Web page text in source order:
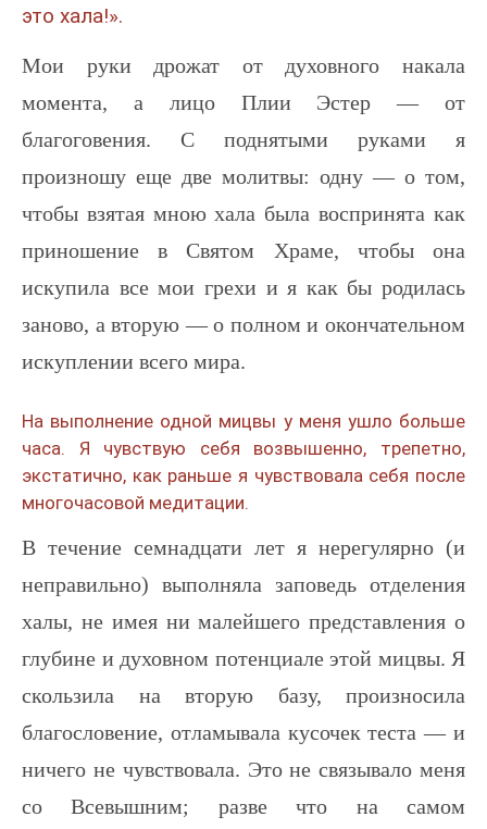
это хала!».
Мои руки дрожат от духовного накала
момента, а лицо Плии Эстер — от
благоговения. С поднятыми руками я
произношу еще две молитвы: одну — о том,
чтобы взятая мною хала была воспринята как
приношение в Святом Храме, чтобы она
искупила все мои грехи и я как бы родилась
заново, а вторую — о полном и окончательном
искуплении всего мира.
На выполнение одной мицвы у меня ушло больше
часа. Я чувствую себя возвышенно, трепетно,
экстатично, как раньше я чувствовала себя после
многочасовой медитации.
В течение семнадцати лет я нерегулярно (и
неправильно) выполняла заповедь отделения
халы, не имея ни малейшего представления о
глубине и духовном потенциале этой мицвы. Я
скользила на вторую базу, произносила
благословение, отламывала кусочек теста — и
ничего не чувствовала. Это не связывало меня
со Всевышним; разве что на самом